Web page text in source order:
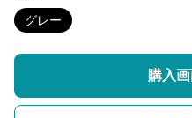
グレー
購入